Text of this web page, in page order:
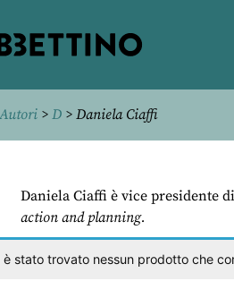
Autori > D > Daniela Ciaffi
Daniela Ciaffi è vice presidente
action and planning.
è stato trovato nessun prodotto che